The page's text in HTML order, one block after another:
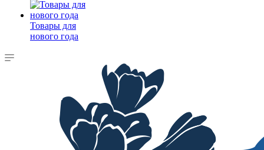
Товары для
нового года